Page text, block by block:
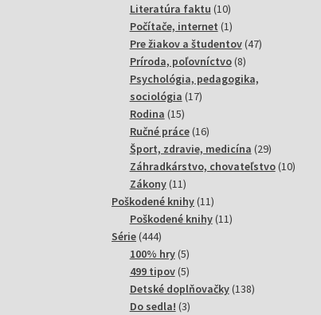
produktov
Literatúra faktu 1010
produktov
Počítače, internet 11
produkt
Pre žiakov a študentov 4747
Príroda, poľovníctvo 88
produktov
Psychológia, pedagogika,
sociológia 1717
Rodina 1515
produktov
Ručné práce 1616
produktov
Šport, zdravie, medicína 2929
produktov
Záhradkárstvo, chovateľstvo 1010
Zákony 1111
produktov
Poškodené knihy 1111
produktov
Poškodené knihy 1111
Série 444444
produktov
100% hry 55
produktov
499 tipov 55
produktov
Detské doplňovačky 138138
Do sedla! 33